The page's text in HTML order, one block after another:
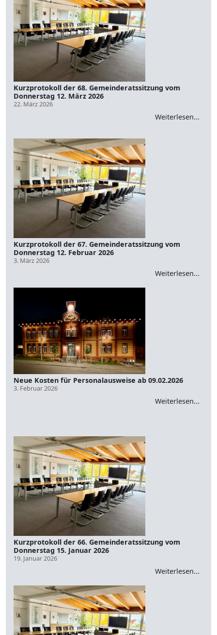
Kurzprotokoll der 68. Gemeinderatssitzung vom
Donnerstag 12. März 2026
22. März 2026
Weiterlesen...
Kurzprotokoll der 67. Gemeinderatssitzung vom
Donnerstag 12. Februar 2026
3. März 2026
Weiterlesen...
Neue Kosten für Personalausweise ab 09.02.2026
3. Februar 2026
Weiterlesen...
Kurzprotokoll der 66. Gemeinderatssitzung vom
Donnerstag 15. Januar 2026
19. Januar 2026
Weiterlesen...